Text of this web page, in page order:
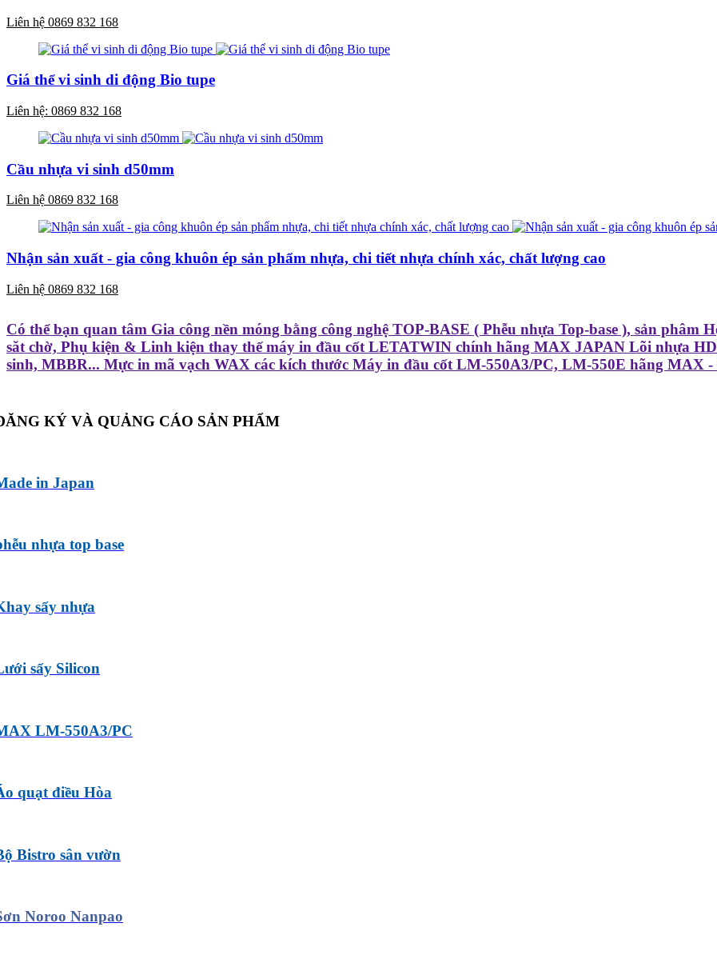
Liên hệ 0869 832 168
Giá thể vi sinh di động Bio tupe
Liên hệ: 0869 832 168
Cầu nhựa vi sinh d50mm
Liên hệ 0869 832 168
Nhận sản xuất - gia công khuôn ép sản phẩm nhựa, chi tiết nhựa chính xác, chất lượng cao
Liên hệ 0869 832 168
Có thể bạn quan tâm Gia công nền móng bằng công nghệ TOP-BASE ( Phễu nhựa Top-base ), sản phâm
săt chờ, Phụ kiện & Linh kiện thay thế máy in đầu cốt LETATWIN chính hãng MAX JAPAN Lõi nhựa
sinh, MBBR... Mực in mã vạch WAX các kích thước Máy in đầu cốt LM-550A3/PC, LM-550E hãng MAX -
KÝ VÀ QUẢNG CÁO SẢN PHẨM
in Japan
nhựa top base
sấy nhựa
sấy Silicon
LM-550A3/PC
quạt điều Hòa
Bistro sân vườn
Noroo Nanpao